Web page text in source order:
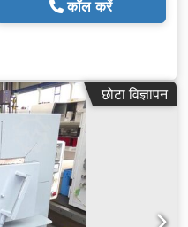
कॉल करें
छोटा विज्ञापन